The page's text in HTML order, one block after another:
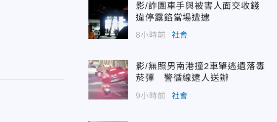
影/詐團車手與被害人面交收錢
違停露餡當場遭逮
8小時前 社會
影/無照男南港撞2車肇逃遺落毒
菸彈 警循線逮人送辦
9小時前 社會